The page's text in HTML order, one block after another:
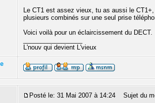
Le CT1 est assez vieux, tu as aussi le
plusieurs combinés sur une seul prise
Voici voilà pour un éclaircissement du DECT.
L'nouv qui devient L'vieux
Posté le: 31 Mai 2007 à 14:24 Sujet du